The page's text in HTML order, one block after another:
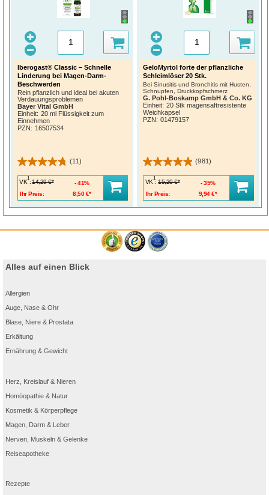
Iberogast® Classic – Schnelle
Linderung bei Magen-Darm-
Beschwerden
Rein pflanzlich und ideal bei akuten
Verdauungsproblemen
Bayer Vital GmbH
Einheit: 20 ml Flüssigkeit zum
Einnehmen
PZN: 16507534
(11)
VK
1
: 14,29 €*
Ihr Preis:
8,50 €*
41%
GeloMyrtol forte der pflanzliche
Schleimlöser 20 Stk.
Bei Sinusitis und Bronchitis mit Husten,
Schnupfen, Druckkopfschmerz
G. Pohl-Boskamp GmbH & Co. KG
Einheit: 20 Stk magensaftresistente
Weichkapsel
PZN: 01479157
(981)
VK
1
: 15,20 €*
Ihr Preis:
9,94 €*
35%
Alles auf einen Blick
Allergien
Auge, Nase & Ohr
Blase, Niere & Prostata
Erkältung
Ernährung & Gewicht
Herz, Kreislauf & Nieren
Homöopathie & Natur
Kosmetik & Körperpflege
Magen, Darm & Leber
Nerven, Muskeln & Gelenke
Reiseapotheke
Rezepte